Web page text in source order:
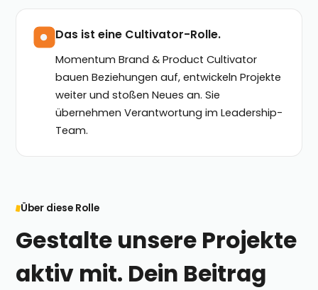
Das ist eine Cultivator-Rolle.
Momentum Brand & Product Cultivator
bauen Beziehungen auf, entwickeln Projekte
weiter und stoßen Neues an. Sie
übernehmen Verantwortung im Leadership-
Team.
Über diese Rolle
Gestalte unsere Projekte
aktiv mit. Dein Beitrag